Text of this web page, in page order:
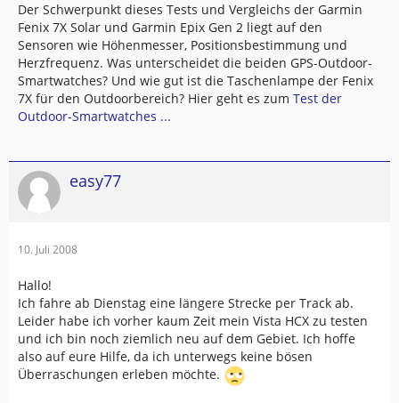
Der Schwerpunkt dieses Tests und Vergleichs der Garmin
Fenix 7X Solar und Garmin Epix Gen 2 liegt auf den
Sensoren wie Höhenmesser, Positionsbestimmung und
Herzfrequenz. Was unterscheidet die beiden GPS-Outdoor-
Smartwatches? Und wie gut ist die Taschenlampe der Fenix
7X für den Outdoorbereich? Hier geht es zum Test der
Outdoor-Smartwatches ...
easy77
10. Juli 2008
Hallo!
Ich fahre ab Dienstag eine längere Strecke per Track ab.
Leider habe ich vorher kaum Zeit mein Vista HCX zu testen
und ich bin noch ziemlich neu auf dem Gebiet. Ich hoffe
also auf eure Hilfe, da ich unterwegs keine bösen
Überraschungen erleben möchte.